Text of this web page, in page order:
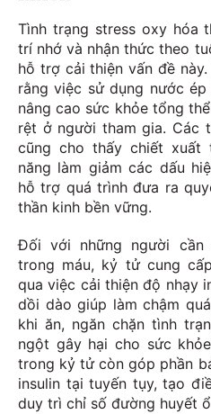
Tình trạng stress oxy hóa
trí nhớ và nhận thức theo
hỗ trợ cải thiện vấn đề
rằng việc sử dụng nước
nâng cao sức khỏe tổng
rệt ở người tham gia. Các
cũng cho thấy chiết
năng làm giảm các dấu
hỗ trợ quá trình đưa ra
thần kinh bền vững.
Đối với những người cần
trong máu, kỷ tử cung
qua việc cải thiện độ nhạy
dồi dào giúp làm chậm
khi ăn, ngăn chặn tình
ngột gây hại cho sức
trong kỷ tử còn góp phần
insulin tại tuyến tụy, tạo
duy trì chỉ số đường huyết